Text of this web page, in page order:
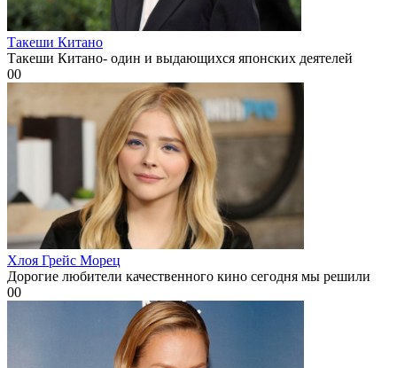
Такеши Китано
Такеши Китано- один и выдающихся японских деятелей
00
Хлоя Грейс Морец
Дорогие любители качественного кино сегодня мы решили
00